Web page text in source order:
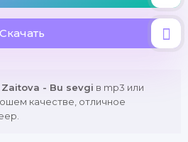
Скачать
- Bu sevgi в mp3 или
качестве, отличное